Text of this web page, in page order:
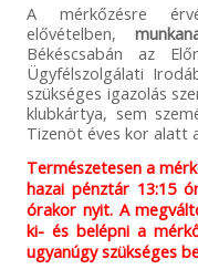
A mérkőzésre
elővételben,
Békéscsabán az
Ügyfélszolgálati
szükséges igazolás
klubkártya, sem
Tizenöt éves kor alatt
Természetesen a
hazai pénztár 13:15
órakor nyit. A
ki- és belépni a
ugyanúgy szükséges